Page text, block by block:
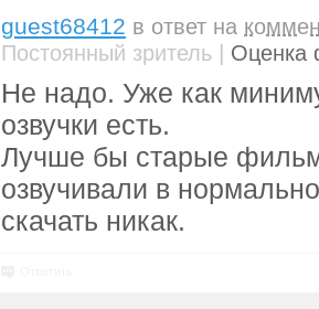
guest68412 в ответ на
Постоянный зритель | Оценка
Не надо. Уже как
озвучки есть.
Лучше бы старые
озвучивали в
скачать никак.